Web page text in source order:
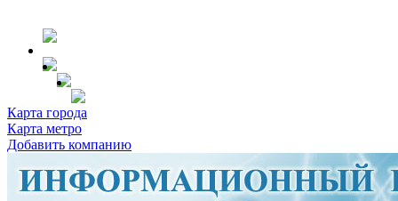
Карта города
Карта метро
Добавить компанию